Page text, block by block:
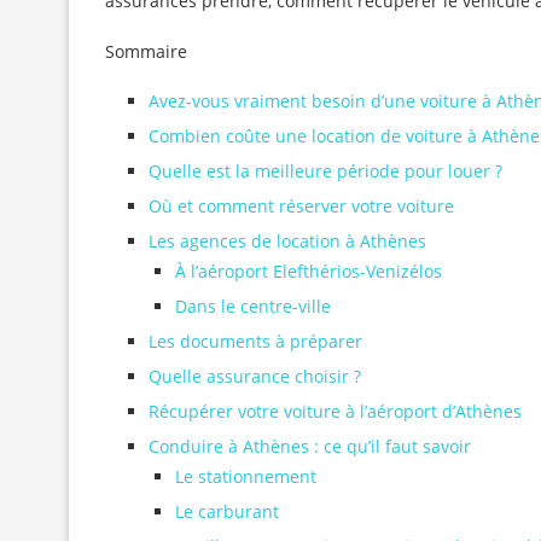
Sommaire
Avez-vous vraiment besoin d’une voiture à
Combien coûte une location de voiture à
Quelle est la meilleure période pour louer ?
Où et comment réserver votre voiture
Les agences de location à Athènes
À l’aéroport Elefthérios-Venizélos
Dans le centre-ville
Les documents à préparer
Quelle assurance choisir ?
Récupérer votre voiture à l’aéroport d’Athènes
Conduire à Athènes : ce qu’il faut savoir
Le stationnement
Le carburant